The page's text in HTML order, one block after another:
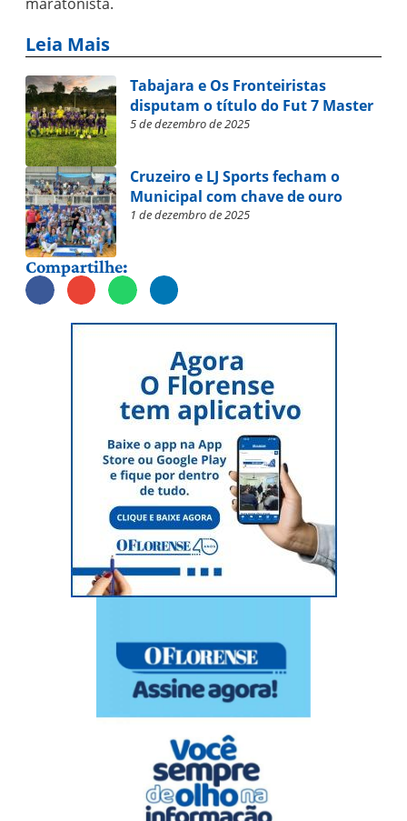
Leia Mais
Tabajara e Os Fronteiristas
disputam o título do Fut 7 Master
5 de dezembro de 2025
Cruzeiro e LJ Sports fecham o
Municipal com chave de ouro
1 de dezembro de 2025
Compartilhe: